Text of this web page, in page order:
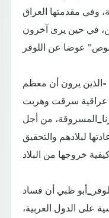
وفي مقدمتها العراق
في حين يرى آخرون
-الذين يرون أن معظم
عراقية سرقت وهربت
من أجل
لبلادهم والتحقيق
ظبي أن فساد
على الدول العربية،